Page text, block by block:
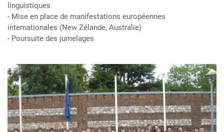
linguistiques
- Mise en place de manifestations européennes
internationales (New Zélande, Australie)
- Poursuite des jumelages